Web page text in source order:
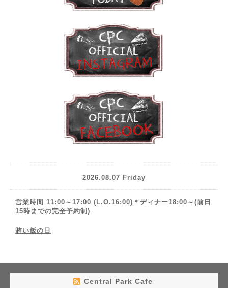
2026.08.07 Friday
営業時間 11:00～17:00 (L.O.16:00)＊ディナー18:00～(前日
15時までの完全予約制)
賄い飯の日
Central Park Cafe